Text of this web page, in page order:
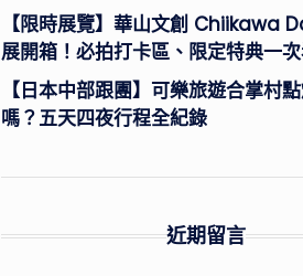
【限時展覽】華山文創 Chiikawa
展開箱！必拍打卡區、限定特典一
【日本中部跟團】可樂旅遊合掌村
嗎？五天四夜行程全紀錄
近期留言